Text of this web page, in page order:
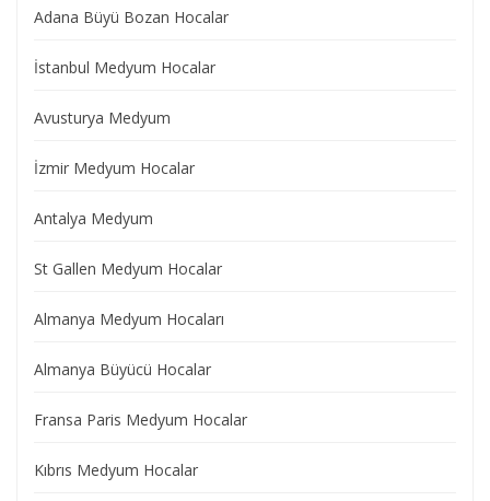
Adana Büyü Bozan Hocalar
İstanbul Medyum Hocalar
Avusturya Medyum
İzmir Medyum Hocalar
Antalya Medyum
St Gallen Medyum Hocalar
Almanya Medyum Hocaları
Almanya Büyücü Hocalar
Fransa Paris Medyum Hocalar
Kıbrıs Medyum Hocalar